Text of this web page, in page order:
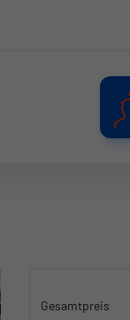
Gesamtpreis